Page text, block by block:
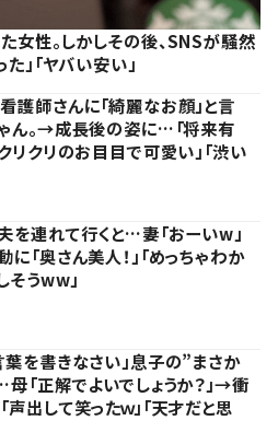
女性。しかしその後、SNSが騒然
」「ヤバい安い」
護師さんに「綺麗なお顔」と言
ん。→成長後の姿に…「将来有
リクリのお目目で可愛い」「渋い
を連れて行くと…妻「おーいw」
「奥さん美人！」「めっちゃわか
そうww」
葉を書きなさい」息子の”まさか
「正解でよいでしょうか？」→衝
出して笑ったｗ」「天才だと思